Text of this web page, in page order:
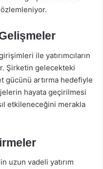
ile yatırımcıların
Şirketin gelecekteki
gücünü artırma hedefiyle
hayata geçirilmesi
etkileneceğini merakla
uzun vadeli yatırım